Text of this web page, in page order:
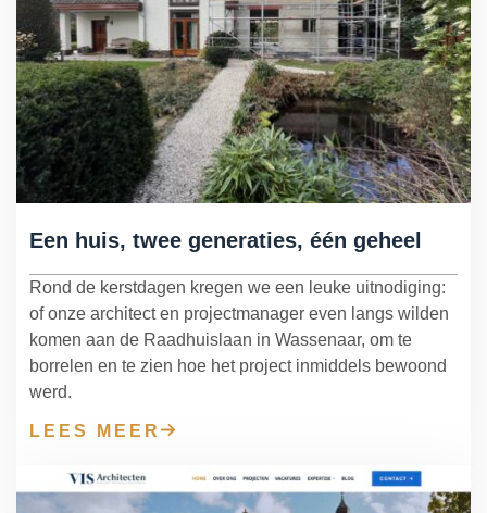
Een huis, twee generaties, één geheel
Rond de kerstdagen kregen we een leuke uitnodiging:
of onze architect en projectmanager even langs wilden
komen aan de Raadhuislaan in Wassenaar, om te
borrelen en te zien hoe het project inmiddels bewoond
werd.
LEES MEER